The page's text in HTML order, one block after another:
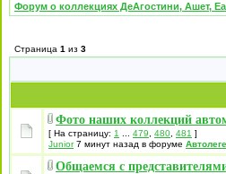
Форум о коллекциях ДеАгостини, Ашет,
Страница 1 из 3
Фото наших коллекций
[ На страницу: 1 479 480 481 ]
Junior7 минут назад в форуме
Общаемся с